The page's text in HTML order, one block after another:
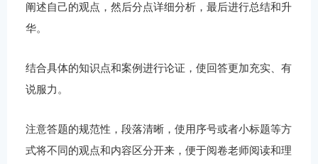
阐述自己的观点，然后分点详细分析，最后进行总结和升
华。
结合具体的知识点和案例进行论证，使回答更加充实、有
说服力。
注意答题的规范性，段落清晰，使用序号或者小标题等方
式将不同的观点和内容区分开来，便于阅卷老师阅读和理